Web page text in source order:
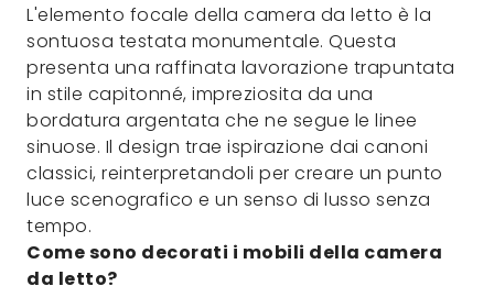
L'elemento focale della camera da letto è la
sontuosa testata monumentale. Questa
presenta una raffinata lavorazione trapuntata
in stile capitonné, impreziosita da una
bordatura argentata che ne segue le linee
sinuose. Il design trae ispirazione dai canoni
classici, reinterpretandoli per creare un punto
luce scenografico e un senso di lusso senza
tempo.
Come sono decorati i mobili della camera
da letto?